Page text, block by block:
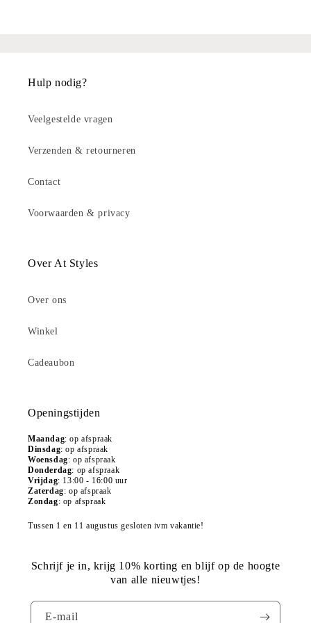
Hulp nodig?
Veelgestelde vragen
Verzenden & retourneren
Contact
Voorwaarden & privacy
Over At Styles
Over ons
Winkel
Cadeaubon
Openingstijden
Maandag: op afspraak
Dinsdag: op afspraak
Woensdag: op afspraak
Donderdag: op afspraak
Vrijdag: 13:00 - 16:00 uur
Zaterdag: op afspraak
Zondag: op afspraak
Tussen 1 en 11 augustus gesloten ivm vakantie!
Schrijf je in, krijg 10% korting en blijf op de hoogte
van alle nieuwtjes!
E‑mail